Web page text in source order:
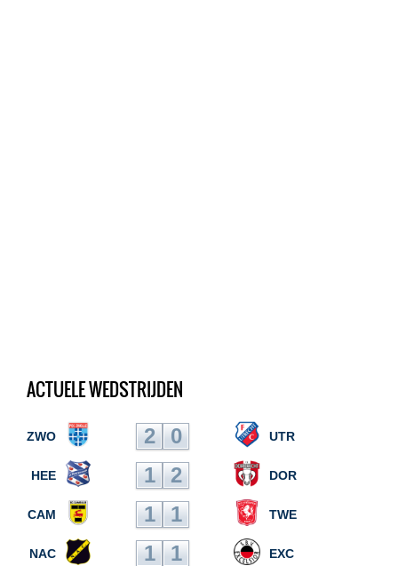
ACTUELE WEDSTRIJDEN
ZWO 2 0 UTR
HEE 1 2 DOR
CAM 1 1 TWE
NAC 1 1 EXC